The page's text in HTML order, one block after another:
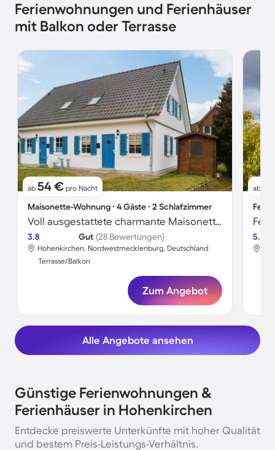
Ferienwohnungen und Ferienhäuser
mit Balkon oder Terrasse
ab 54 € pro Nacht
Maisonette-Wohnung ∙ 4 Gäste ∙ 2 Schlafzimmer
Voll ausgestattete charmante Maisonettewohnung mit Garten und Terrasse
3.8 Gut (28 Bewertungen)
Hohenkirchen, Nordwestmecklenburg, Deutschland
Terrasse/Balkon
Zum Angebot
ab
5.0
Alle Angebote ansehen
Günstige Ferienwohnungen &
Ferienhäuser in Hohenkirchen
Entdecke preiswerte Unterkünfte mit hoher Qualität
und bestem Preis-Leistungs-Verhältnis.